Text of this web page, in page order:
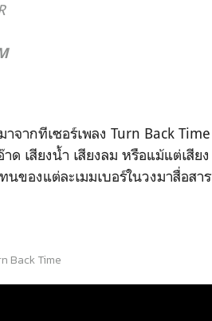
จากทีเซอร์เพลง Turn Back Time
ด เสียงน้ำ เสียงลม หรือแม้แต่เสียง
ของแต่ละเมมเบอร์ในวงมาสื่อสาร
Back Time